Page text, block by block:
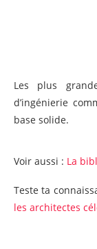
Les plus
d’ingénierie
base solide.
Voir aussi : La
Teste ta
les architectes